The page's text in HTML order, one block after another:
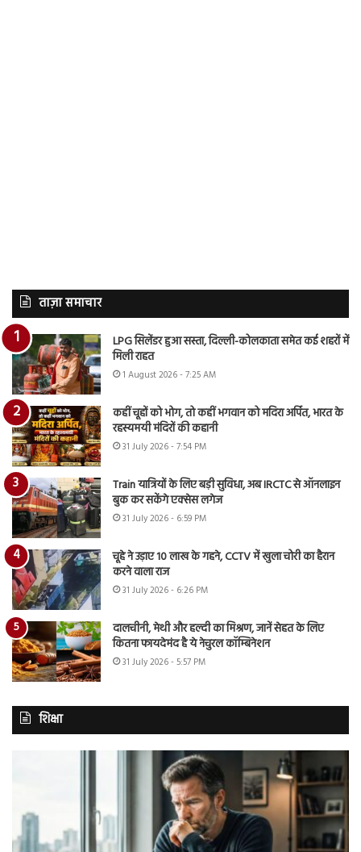
ताज़ा समाचार
LPG सिलेंडर हुआ सस्ता, दिल्ली-कोलकाता समेत कई शहरों में
मिली राहत
1 August 2026 - 7:25 AM
कहीं चूहों को भोग, तो कहीं भगवान को मदिरा अर्पित, भारत के
रहस्यमयी मंदिरों की कहानी
31 July 2026 - 7:54 PM
Train यात्रियों के लिए बड़ी सुविधा, अब IRCTC से ऑनलाइन
बुक कर सकेंगे एक्सेस लगेज
31 July 2026 - 6:59 PM
चूहे ने उड़ाए 10 लाख के गहने, CCTV में खुला चोरी का हैरान
करने वाला राज
31 July 2026 - 6:26 PM
दालचीनी, मेथी और हल्दी का मिश्रण, जानें सेहत के लिए
कितना फायदेमंद है ये नेचुरल कॉम्बिनेशन
31 July 2026 - 5:57 PM
शिक्षा